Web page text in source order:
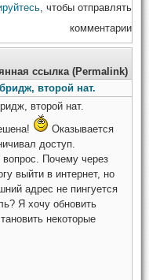
, чтобы отправлять
комментарии
ссылка (Permalink)
второй нат.
второй нат.
Оказывается
доступ.
вопрос. Почему через
выйти в интернет, но
адрес не пингуется
Я хочу обновить
некоторые